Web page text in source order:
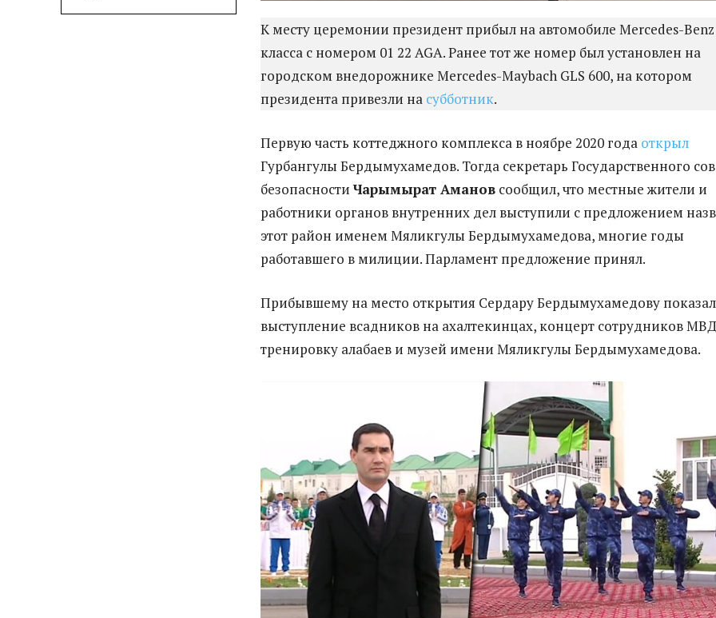
К месту церемонии президент прибыл на автомобиле Mercedes-Benz
класса с номером 01 22 AGA. Ранее тот же номер был установлен на
городском внедорожнике Mercedes-Maybach GLS 600, на котором
президента привезли на субботник.
Первую часть коттеджного комплекса в ноябре 2020 года открыл
Гурбангулы Бердымухамедов. Тогда секретарь Государственного
безопасностиЧарымырат Аманов сообщил, что местные жители и
работники органов внутренних дел выступили с предложением
этот район именем Мяликгулы Бердымухамедова, многие годы
работавшего в милиции. Парламент предложение принял.
Прибывшему на место открытия Сердару Бердымухамедову
выступление всадников на ахалтекинцах, концерт сотрудников
тренировку алабаев и музей имени Мяликгулы Бердымухамедова.